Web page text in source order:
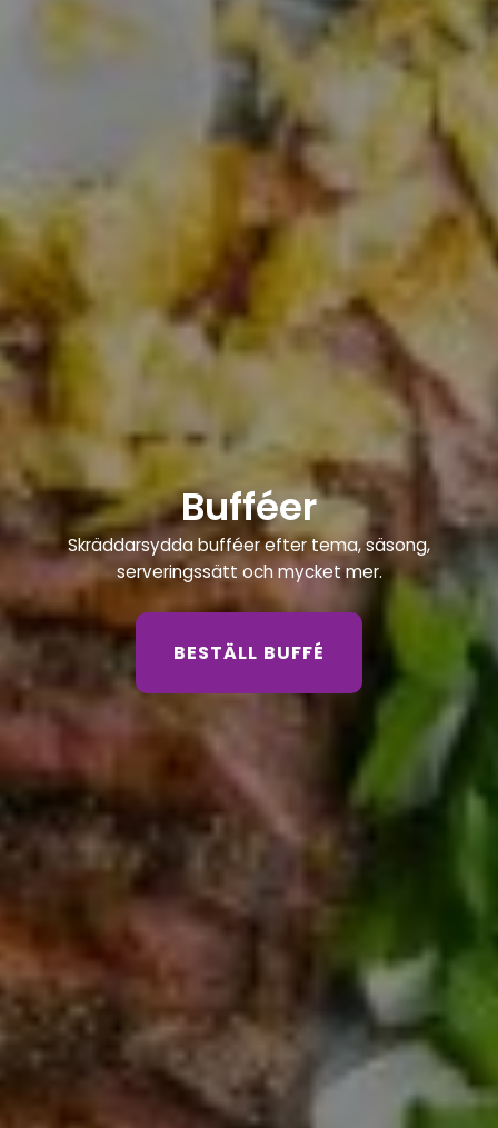
Bufféer
Skräddarsydda bufféer efter tema, säsong,
serveringssätt och mycket mer.
BESTÄLL BUFFÉ